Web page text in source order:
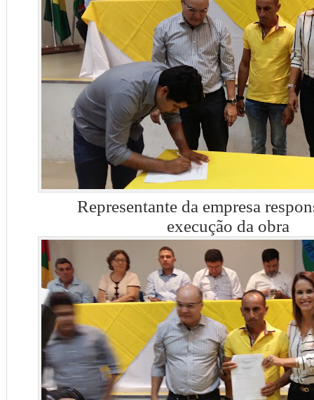
Representante da empresa
execução da obra